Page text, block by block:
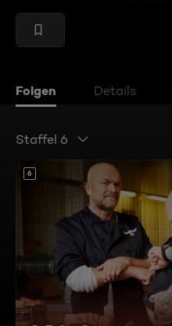
Folgen Details
Staffel 6
6